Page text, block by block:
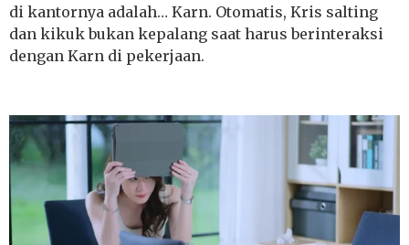
di kantornya adalah… Karn. Otomatis, Kris salting
dan kikuk bukan kepalang saat harus berinteraksi
dengan Karn di pekerjaan.